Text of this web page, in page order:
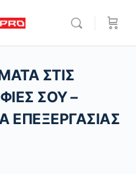
ΣΤΙΣ
ΣΟΥ –